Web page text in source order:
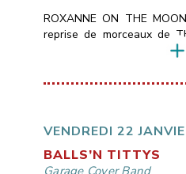
ROXANNE ON THE
reprise de morceaux de
mode chant/guitare,
MUSIQUE DU MONDE,
15 janvier 2027
21H00
VENDREDI 22
BALLS’N TITTYS
Garage Cover Band